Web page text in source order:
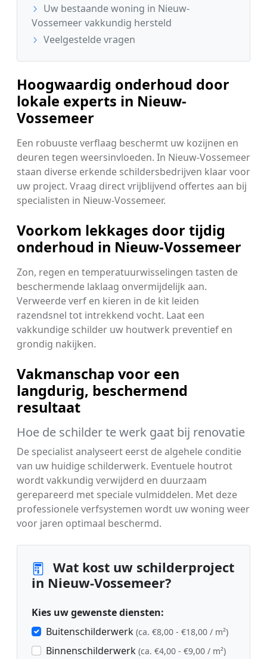
Uw bestaande woning in Nieuw-
Vossemeer vakkundig hersteld
Veelgestelde vragen
Hoogwaardig onderhoud door
lokale experts in Nieuw-
Vossemeer
Een robuuste verflaag beschermt uw kozijnen en
deuren tegen weersinvloeden. In Nieuw-Vossemeer
staan diverse erkende schildersbedrijven klaar voor
uw project. Vraag direct vrijblijvend offertes aan bij
specialisten in Nieuw-Vossemeer.
Voorkom lekkages door tijdig
onderhoud in Nieuw-Vossemeer
Zon, regen en temperatuurwisselingen tasten de
beschermende laklaag onvermijdelijk aan.
Verweerde verf en kieren in de kit leiden
razendsnel tot intrekkend vocht. Laat een
vakkundige schilder uw houtwerk preventief en
grondig nakijken.
Vakmanschap voor een
langdurig, beschermend
resultaat
Hoe de schilder te werk gaat bij renovatie
De specialist analyseert eerst de algehele conditie
van uw huidige schilderwerk. Eventuele houtrot
wordt vakkundig verwijderd en duurzaam
gerepareerd met speciale vulmiddelen. Met deze
professionele verfsystemen wordt uw woning weer
voor jaren optimaal beschermd.
Wat kost uw schilderproject
in Nieuw-Vossemeer?
Kies uw gewenste diensten:
Buitenschilderwerk (ca. €8,00 - €18,00 / m²)
Binnenschilderwerk (ca. €4,00 - €9,00 / m²)